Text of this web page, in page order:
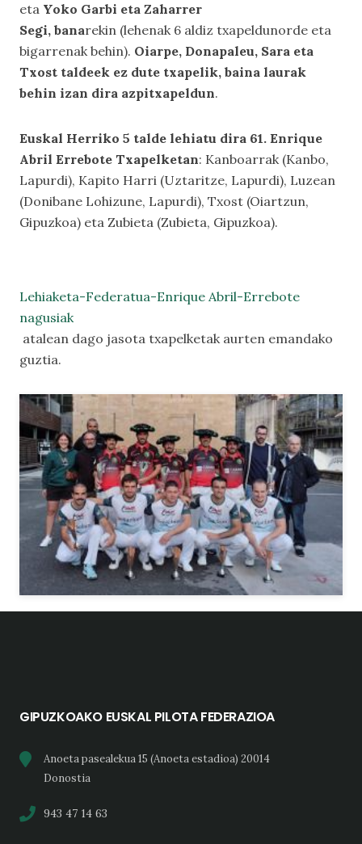
eta Yoko Garbi eta Zaharrer
Segi, banarekin (lehenak 6 aldiz txapeldunorde eta
bigarrenak behin). Oiarpe, Donapaleu, Sara eta
Txost taldeek ez dute txapelik, baina laurak
behin izan dira azpitxapeldun.
Euskal Herriko 5 talde lehiatu dira 61. Enrique
Abril Errebote Txapelketan: Kanboarrak (Kanbo,
Lapurdi), Kapito Harri (Uztaritze, Lapurdi), Luzean
(Donibane Lohizune, Lapurdi), Txost (Oiartzun,
Gipuzkoa) eta Zubieta (Zubieta, Gipuzkoa).
Lehiaketa-Federatua-Enrique Abril-Errebote
nagusiak
atalean dago jasota txapelketak aurten emandako
guztia.
GIPUZKOAKO EUSKAL PILOTA FEDERAZIOA
Anoeta pasealekua 15 (Anoeta estadioa) 20014
Donostia
943 47 14 63